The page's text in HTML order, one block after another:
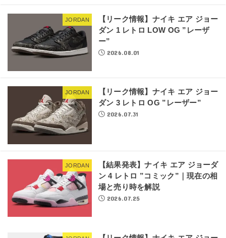
JORDAN
【リーク情報】ナイキ エア ジョー
ダン 1 レトロ LOW OG ”レーザ
ー”
2026.08.01
JORDAN
【リーク情報】ナイキ エア ジョー
ダン 3 レトロ OG ”レーザー”
2026.07.31
JORDAN
【結果発表】ナイキ エア ジョーダ
ン 4 レトロ ”コミック”｜現在の相
場と売り時を解説
2026.07.25